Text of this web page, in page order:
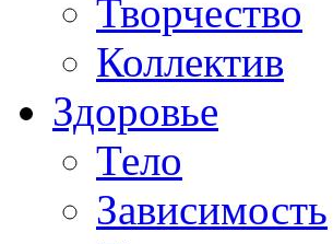
Творчество
Коллектив
Здоровье
Тело
Зависимость